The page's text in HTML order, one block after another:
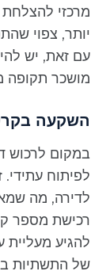
מרכזי להצלחת
יותר, צפוי
עם זאת, יש
מושכר תקופה
השקעה
במקום לרכוש
לפיתוח עתידי.
לדירה, מה
רכישת מספר
להגיע מעליית
של התשתיות